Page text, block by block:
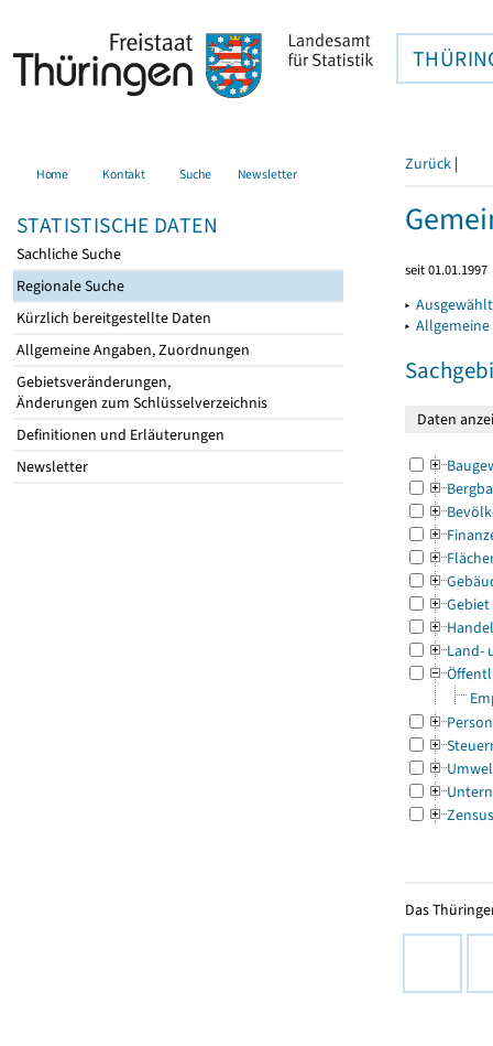
Home Kontakt Suche Newsletter
STATISTISCHE DATEN
Sachliche Suche
Regionale Suche
Kürzlich bereitgestellte Daten
Allgemeine Angaben, Zuordnungen
Gebietsveränderungen,
Änderungen zum Schlüsselverzeichnis
Definitionen und Erläuterungen
Newsletter
Zurück |
seit 01.01.1997
▸
▸
Gebiet
Land-
Zensus
Das